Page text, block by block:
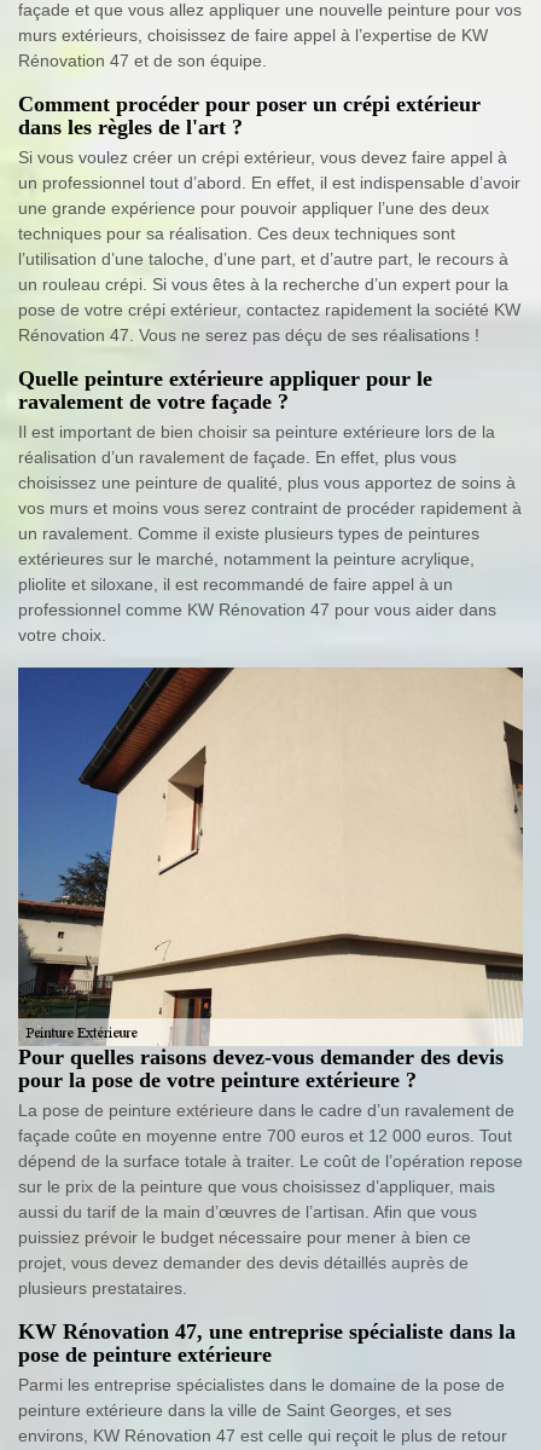
façade et que vous allez appliquer une nouvelle peinture pour vos
murs extérieurs, choisissez de faire appel à l’expertise de KW
Rénovation 47 et de son équipe.
Comment procéder pour poser un crépi extérieur
dans les règles de l'art ?
Si vous voulez créer un crépi extérieur, vous devez faire appel à
un professionnel tout d’abord. En effet, il est indispensable d’avoir
une grande expérience pour pouvoir appliquer l’une des deux
techniques pour sa réalisation. Ces deux techniques sont
l’utilisation d’une taloche, d’une part, et d’autre part, le recours à
un rouleau crépi. Si vous êtes à la recherche d’un expert pour la
pose de votre crépi extérieur, contactez rapidement la société KW
Rénovation 47. Vous ne serez pas déçu de ses réalisations !
Quelle peinture extérieure appliquer pour le
ravalement de votre façade ?
Il est important de bien choisir sa peinture extérieure lors de la
réalisation d’un ravalement de façade. En effet, plus vous
choisissez une peinture de qualité, plus vous apportez de soins à
vos murs et moins vous serez contraint de procéder rapidement à
un ravalement. Comme il existe plusieurs types de peintures
extérieures sur le marché, notamment la peinture acrylique,
pliolite et siloxane, il est recommandé de faire appel à un
professionnel comme KW Rénovation 47 pour vous aider dans
votre choix.
Pour quelles raisons devez-vous demander des devis
pour la pose de votre peinture extérieure ?
La pose de peinture extérieure dans le cadre d’un ravalement de
façade coûte en moyenne entre 700 euros et 12 000 euros. Tout
dépend de la surface totale à traiter. Le coût de l’opération repose
sur le prix de la peinture que vous choisissez d’appliquer, mais
aussi du tarif de la main d’œuvres de l’artisan. Afin que vous
puissiez prévoir le budget nécessaire pour mener à bien ce
projet, vous devez demander des devis détaillés auprès de
plusieurs prestataires.
KW Rénovation 47, une entreprise spécialiste dans la
pose de peinture extérieure
Parmi les entreprise spécialistes dans le domaine de la pose de
peinture extérieure dans la ville de Saint Georges, et ses
environs, KW Rénovation 47 est celle qui reçoit le plus de retour